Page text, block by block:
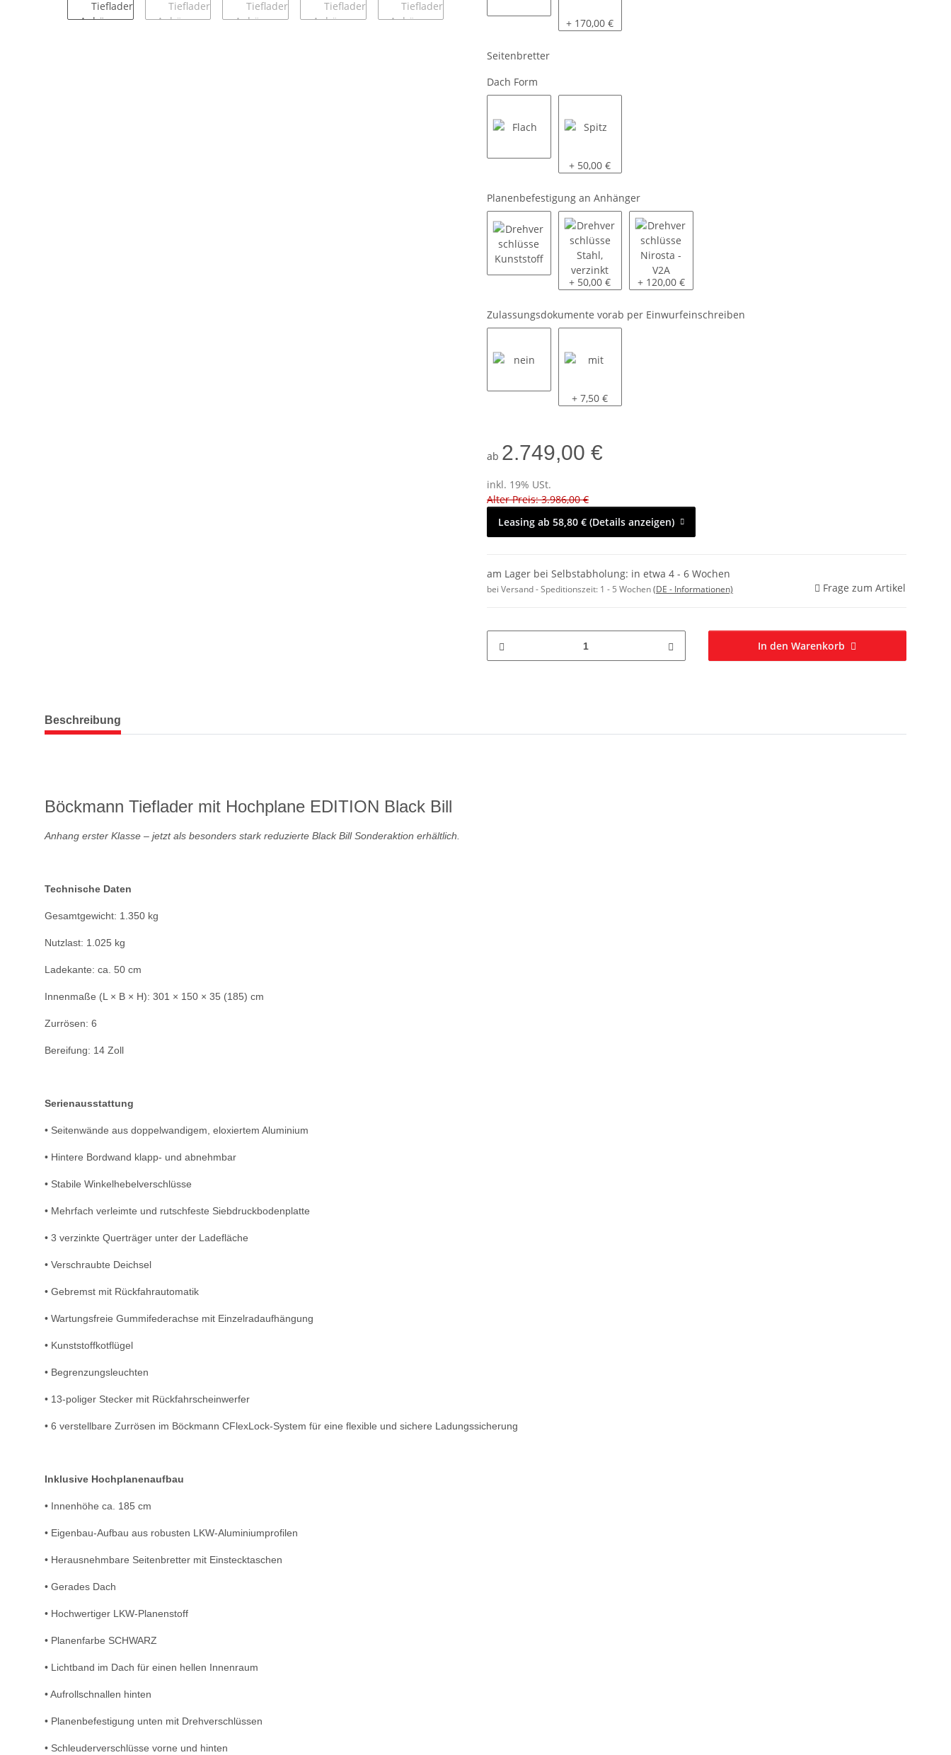
ja
+ 170,00 €
Seitenbretter
Dach Form
Spitz
+ 50,00 €
Planenbefestigung an Anhänger
Drehverschlüsse Kunststoff
Drehverschlüsse Stahl, verzinkt
+ 50,00 € Drehverschlüsse Nirosta - V2A
+ 120,00 €
Zulassungsdokumente vorab per Einwurfeinschreiben
mit
+ 7,50 €
ab 2.749,00 €
inkl. 19% USt.
Alter Preis: 3.986,00 €
Leasing ab 58,80 € (Details anzeigen)
am Lager bei Selbstabholung: in etwa 4 - 6 Wochen
bei Versand - Speditionszeit: 1 - 5 Wochen(DE - Informationen) Frage zum Artikel
In den Warenkorb
weitere Registerkarten anzeigen
Beschreibung
Böckmann Tieflader mit Hochplane EDITION Black Bill
Anhang erster Klasse – jetzt als besonders stark reduzierte Black Bill Sonderaktion erhältlich.
Technische Daten
Gesamtgewicht: 1.350 kg
Nutzlast: 1.025 kg
Ladekante: ca. 50 cm
Innenmaße (L × B × H): 301 × 150 × 35 (185) cm
Zurrösen: 6
Bereifung: 14 Zoll
Serienausstattung
• Seitenwände aus doppelwandigem, eloxiertem Aluminium
• Hintere Bordwand klapp- und abnehmbar
• Stabile Winkelhebelverschlüsse
• Mehrfach verleimte und rutschfeste Siebdruckbodenplatte
• 3 verzinkte Querträger unter der Ladefläche
• Verschraubte Deichsel
• Gebremst mit Rückfahrautomatik
• Wartungsfreie Gummifederachse mit Einzelradaufhängung
• Kunststoffkotflügel
• Begrenzungsleuchten
• 13-poliger Stecker mit Rückfahrscheinwerfer
• 6 verstellbare Zurrösen im Böckmann CFlexLock-System für eine flexible und sichere Ladungssicherung
Inklusive Hochplanenaufbau
• Innenhöhe ca. 185 cm
• Eigenbau-Aufbau aus robusten LKW-Aluminiumprofilen
• Herausnehmbare Seitenbretter mit Einstecktaschen
• Gerades Dach
• Hochwertiger LKW-Planenstoff
• Planenfarbe SCHWARZ
• Lichtband im Dach für einen hellen Innenraum
• Aufrollschnallen hinten
• Planenbefestigung unten mit Drehverschlüssen
• Schleuderverschlüsse vorne und hinten